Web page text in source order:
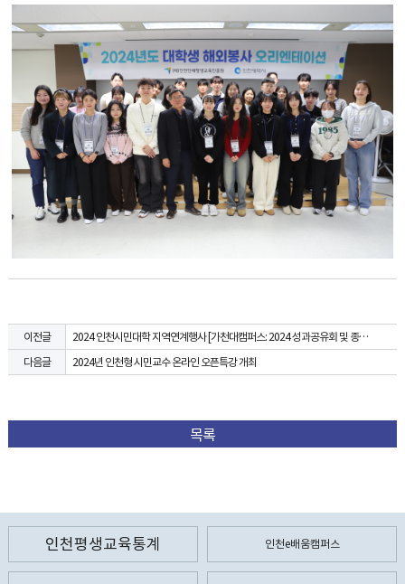
이전글
2024 인천시민대학 지역연계행사 [가천대캠퍼스: 2024 성과공유회 및 종강식]
다음글
2024년 인천형 시민교수 온라인 오픈특강 개최
목록
인천평생교육통계 인천e배움캠퍼스